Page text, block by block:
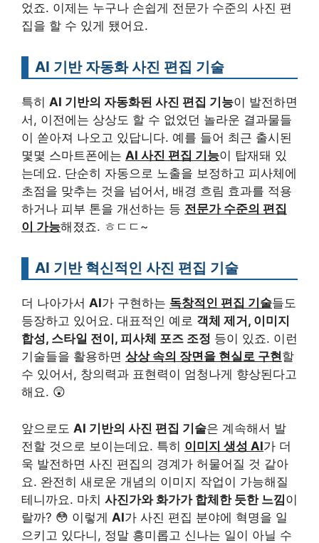
었죠. 이제는 누구나 손쉽게 전문가 수준의 사진 편
집을 할 수 있게 됐어요.
AI 기반 자동화 사진 편집 기술
특히 AI 기반의 자동화된 사진 편집 기능이 발전하면
서, 이전에는 상상도 할 수 없었던 놀라운 결과물들
이 쏟아져 나오고 있답니다. 예를 들어 최근 출시된
몇몇 스마트폰에는 AI 사진 편집 기능이 탑재돼 있
는데요. 단순히 자동으로 노출을 보정하고 피사체에
초점을 맞추는 것을 넘어서, 배경 흐림 효과를 적용
하거나 피부 톤을 개선하는 등 전문가 수준의 편집
이 가능해졌죠. ㅎㄷㄷ~
AI 기반 혁신적인 사진 편집 기술
더 나아가서 AI가 구현하는 독창적인 편집 기술들도
등장하고 있어요. 대표적인 예로 객체 제거, 이미지
합성, 스타일 전이, 피사체 포즈 조정 등이 있죠. 이런
기술들을 활용하면 상상 속의 장면을 현실로 구현할
수 있어서, 창의력과 표현력이 엄청나게 향상된다고
해요. 😲
앞으로도 AI 기반의 사진 편집 기술은 계속해서 발
전할 것으로 보이는데요. 특히 이미지 생성 AI가 더
욱 발전하면 사진 편집의 경계가 허물어질 것 같아
요. 완전히 새로운 개념의 이미지 작업이 가능해질
테니까요. 마치 사진가와 화가가 합체한 듯한 느낌이
랄까? 😳 이렇게 AI가 사진 편집 분야에 혁명을 일
으키고 있다니, 정말 흥미롭고 신나는 일이 아닐 수